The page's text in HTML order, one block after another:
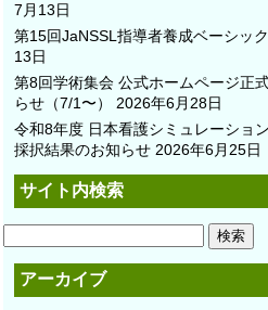
7月13日
第15回JaNSSL指導者養成ベーシッ
13日
第8回学術集会 公式ホームページ正
らせ（7/1〜）
2026年6月28日
令和8年度 日本看護シミュレーショ
採択結果のお知らせ 2026年6月25日
サイト内検索
アーカイブ